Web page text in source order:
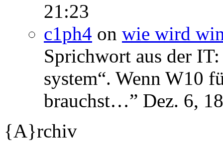
21:23
c1ph4 on wie wird
Sprichwort aus der
system“. Wenn W10
brauchst…” Dez. 6,
{A}rchiv